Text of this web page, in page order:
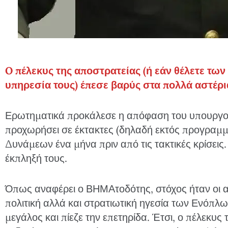
O πέλεκυς της αποστρατείας (ή εάν θέλετε
υπηρεσία τους) έπεσε βαρύς στα πολλά
Ερωτηματικά προκάλεσε η απόφαση του
προχωρήσει σε έκτακτες (δηλαδή εκτός
Δυνάμεων ένα μήνα πριν από τις τακτικές
έκπληξή τους.
Όπως αναφέρει ο ΒΗΜΑτοδότης, στόχος ήταν οι
πολιτική αλλά και στρατιωτική ηγεσία των
μεγάλος και πίεζε την επετηρίδα. Έτσι, ο